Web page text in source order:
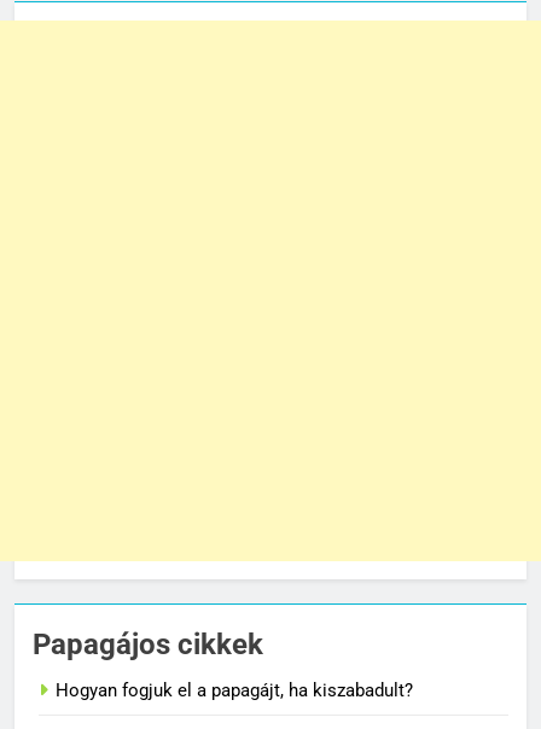
Papagájos cikkek
Hogyan fogjuk el a papagájt, ha kiszabadult?